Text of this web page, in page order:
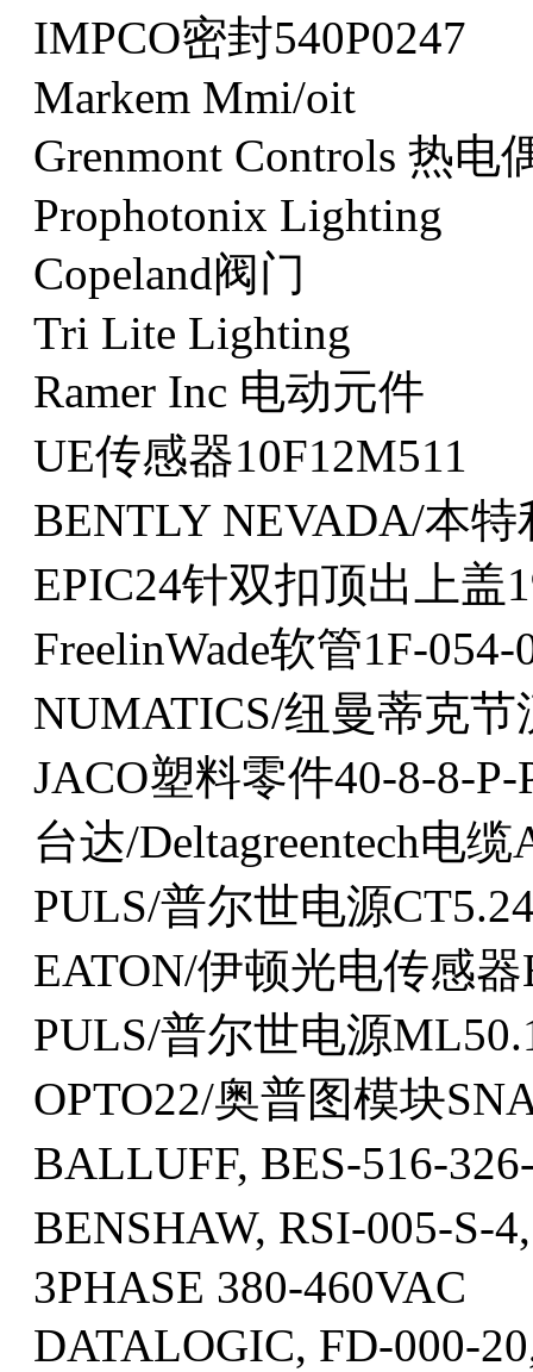
IMPCO密封540P0247
Markem Mmi/oit
Grenmont Controls 热电
Prophotonix Lighting
Copeland阀门
Tri Lite Lighting
Ramer Inc 电动元件
UE传感器10F12M511
BENTLY NEVADA/本特
EPIC24针双扣顶出上盖
FreelinWade软管1F-054-
NUMATICS/纽曼蒂克节
JACO塑料零件40-8-8-P-
台达/Deltagreentech电
PULS/普尔世电源
EATON/伊顿光电传感
PULS/普尔世电源
OPTO22/奥普图模块
BALLUFF, BES-516-
BENSHAW, RSI-005-S-
3PHASE 380-460VAC
DATALOGIC, FD-000-